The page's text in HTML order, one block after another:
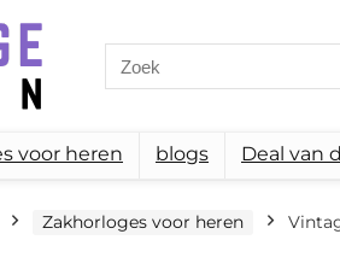
for:
voor heren blogs Deal van
Zakhorloges voor heren